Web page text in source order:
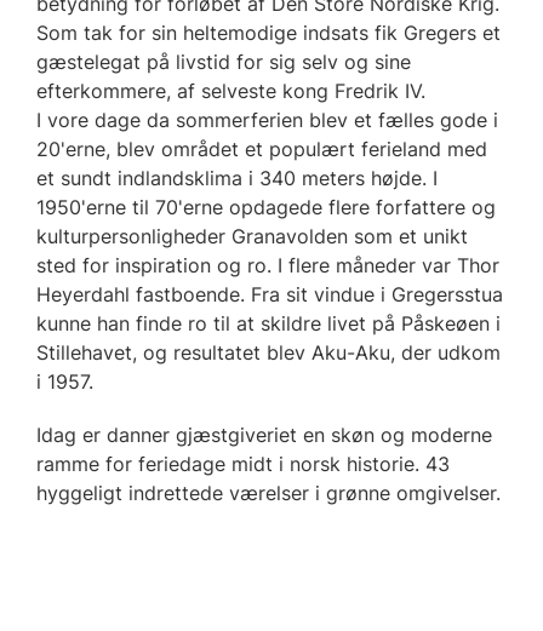
Som tak for sin heltemodige indsats fik Gregers et
gæstelegat på livstid for sig selv og sine
efterkommere, af selveste kong Fredrik IV.
I vore dage da sommerferien blev et fælles gode i
20'erne, blev området et populært ferieland med
et sundt indlandsklima i 340 meters højde. I
1950'erne til 70'erne opdagede flere forfattere og
kulturpersonligheder Granavolden som et unikt
sted for inspiration og ro. I flere måneder var Thor
Heyerdahl fastboende. Fra sit vindue i Gregersstua
kunne han finde ro til at skildre livet på Påskeøen i
Stillehavet, og resultatet blev Aku-Aku, der udkom
i 1957.
Idag er danner gjæstgiveriet en skøn og moderne
ramme for feriedage midt i norsk historie. 43
hyggeligt indrettede værelser i grønne omgivelser.